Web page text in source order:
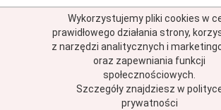
Wykorzystujemy pliki cookies w
prawidłowego działania strony,
z narzędzi analitycznych i
oraz zapewniania funkcji
społecznościowych.
Szczegóły znajdziesz w
prywatności